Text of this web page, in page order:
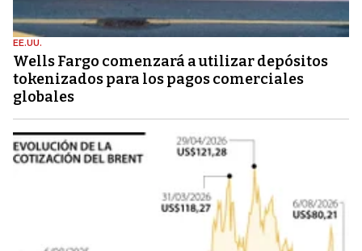
EE.UU.
Wells Fargo comenzará a utilizar depósitos
tokenizados para los pagos comerciales
globales